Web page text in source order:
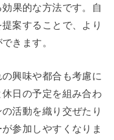
果的な方法です。自
案することで、より
きます。
興味や都合も考慮に
日の予定を組み合わ
活動を織り交ぜたり
参加しやすくなりま